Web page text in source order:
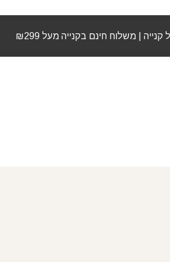
| משלוח חינם בקנייה מעל ₪299